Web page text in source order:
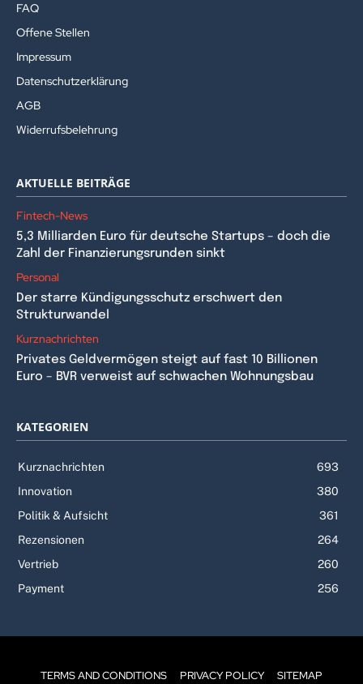
FAQ
Offene Stellen
Impressum
Datenschutzerklärung
AGB
Widerrufsbelehrung
AKTUELLE BEITRÄGE
Fintech-News
5,3 Milliarden Euro für deutsche Startups – doch die
Zahl der Finanzierungsrunden sinkt
Personal
Der starre Kündigungsschutz erschwert den
Strukturwandel
Kurznachrichten
Privates Geldvermögen steigt auf fast 10 Billionen
Euro – BVR verweist auf schwachen Wohnungsbau
KATEGORIEN
Kurznachrichten
693
Innovation
380
Politik & Aufsicht
361
Rezensionen
264
Vertrieb
260
Payment
256
TERMS AND CONDITIONS PRIVACY POLICY SITEMAP